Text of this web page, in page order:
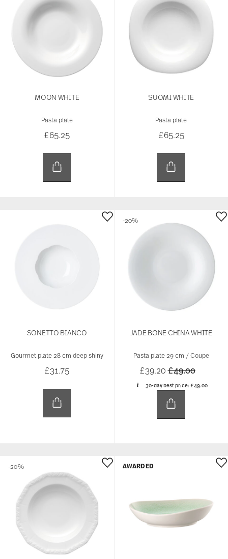
MOON WHITE
Pasta plate
£65.25
SUOMI WHITE
Pasta plate
£65.25
SONETTO BIANCO
Gourmet plate 28 cm deep shiny
£31.75
JADE BONE CHINA WHITE
Pasta plate 29 cm / Coupe
£39.20Price reduced
£49.00to
30-day best price:£49.00
-20%
-20% AWARDED